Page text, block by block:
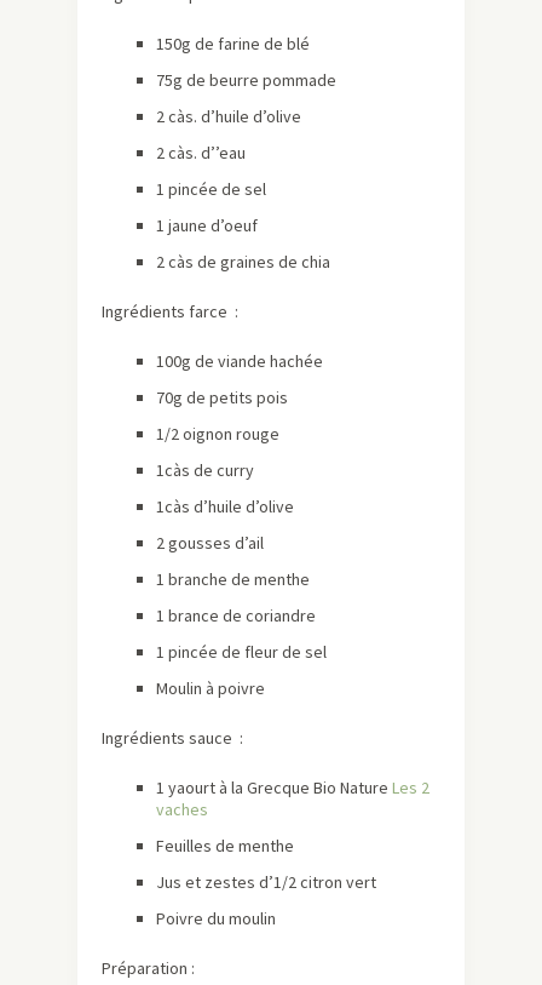
150g de farine de blé
75g de beurre pommade
2 càs. d’huile d’olive
2 càs. d’’eau
1 pincée de sel
1 jaune d’oeuf
2 càs de graines de chia
Ingrédients farce :
100g de viande hachée
70g de petits pois
1/2 oignon rouge
1càs de curry
1càs d’huile d’olive
2 gousses d’ail
1 branche de menthe
1 brance de coriandre
1 pincée de fleur de sel
Moulin à poivre
Ingrédients sauce :
1 yaourt à la Grecque Bio Nature Les 2
vaches
Feuilles de menthe
Jus et zestes d’1/2 citron vert
Poivre du moulin
Préparation :